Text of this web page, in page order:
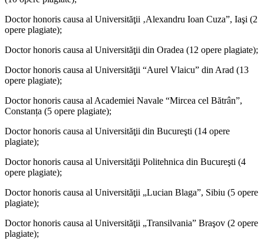
Doctor honoris causa al Universităţii ‚Alexandru Ioan Cuza”, Iaşi (2
opere plagiate);
Doctor honoris causa al Universităţii din Oradea (12 opere plagiate);
Doctor honoris causa al Universităţii “Aurel Vlaicu” din Arad (13
opere plagiate);
Doctor honoris causa al Academiei Navale “Mircea cel Bătrân”,
Constanța (5 opere plagiate);
Doctor honoris causa al Universităţii din Bucureşti (14 opere
plagiate);
Doctor honoris causa al Universităţii Politehnica din Bucureşti (4
opere plagiate);
Doctor honoris causa al Universităţii „Lucian Blaga”, Sibiu (5 opere
plagiate);
Doctor honoris causa al Universităţii „Transilvania” Braşov (2 opere
plagiate);